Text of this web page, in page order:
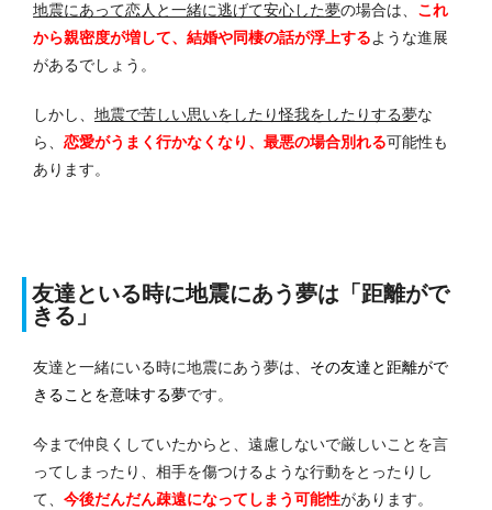
地震にあって恋人と一緒に逃げて安心した夢の場合は、 これ
から親密度が増して、結婚や同棲の話が浮上するような進展
があるでしょう。
しかし、 地震で苦しい思いをしたり怪我をしたりする夢な
ら、 恋愛がうまく行かなくなり、最悪の場合別れる可能性も
あります。
友達といる時に地震にあう夢は「距離がで
きる」
友達と一緒にいる時に地震にあう夢は、 その友達と距離がで
きることを意味する夢です。
今まで仲良くしていたからと、遠慮しないで厳しいことを言
ってしまったり、相手を傷つけるような行動をとったりし
て、 今後だんだん疎遠になってしまう可能性があります。